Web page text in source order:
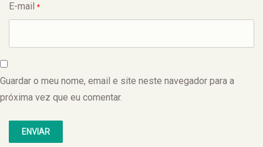
E-mail *
Guardar o meu nome, email e site neste navegador para a
próxima vez que eu comentar.